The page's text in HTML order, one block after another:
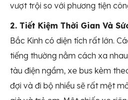
vượt trội so với phương tiện
2. Tiết Kiệm Thời Gian Và
Bắc Kinh có diện tích rất lớn.
tiếng thường nằm cách xa
tàu điện ngầm, xe bus kèm
đợi và đi bộ nhiều sẽ rất mệt